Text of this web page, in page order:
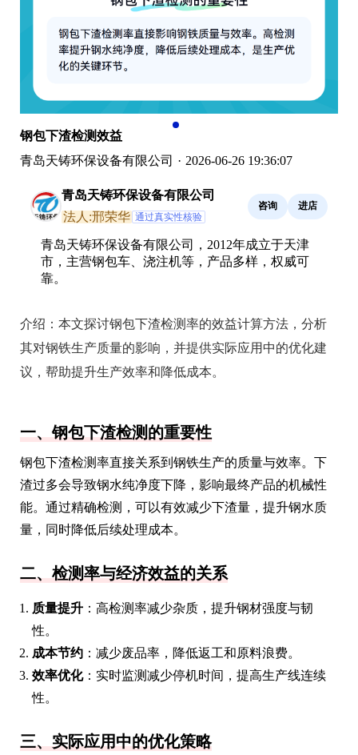
钢包下渣检测效益
青岛天铸环保设备有限公司 · 2026-06-26 19:36:07
青岛天铸环保设备有限公司
法人:邢荣华 通过真实性核验
咨询 进店
青岛天铸环保设备有限公司，2012年成立于天津
市，主营钢包车、浇注机等，产品多样，权威可
靠。
介绍： 本文探讨钢包下渣检测率的效益计算方法，分析
其对钢铁生产质量的影响，并提供实际应用中的优化建
议，帮助提升生产效率和降低成本。
一、钢包下渣检测的重要性
钢包下渣检测率直接关系到钢铁生产的质量与效率。下
渣过多会导致钢水纯净度下降，影响最终产品的机械性
能。通过精确检测，可以有效减少下渣量，提升钢水质
量，同时降低后续处理成本。
二、检测率与经济效益的关系
质量提升 ：高检测率减少杂质，提升钢材强度与韧
性。
成本节约 ：减少废品率，降低返工和原料浪费。
效率优化：实时监测减少停机时间，提高生产线连续
性。
三、实际应用中的优化策略